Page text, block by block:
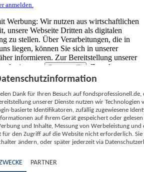
anmelden.
Werbung: Wir nutzen aus wirtschaftlichen
unsere Webseite Dritten als digitalen
zu stellen. Über Verarbeitungen, die in
liegen, können Sie sich in unserer
informieren. Zur Bereitstellung unserer
von
Partnern (5)
. Zwecke:
Inhalte, Messung von Werbeleistung
Inhalten sowie Zielgruppenforschung.
ähnliche Online-Kennungen (z. B. login-
generierte Kennungen,
können zusammen mit anderen
und Browserinformationen,
unterstützte Technologien usw.) auf
oder von dort ausgelesen werden, um es
wenn es eine App oder einer Webseite
einen oder mehrere der hier aufgeführten
Dank für Ihren Besuch auf
unserer Dienste nutzen wir Technologien
basierte Identifikatoren, zufällig zugewiesene
auf Ihrem Gerät gespeichert oder
und Inhalte, Messung von Werbeleistung
für den Zugriff auf die Website nicht erforderlich.
ändern, oder später jederzeit via
PARTNER